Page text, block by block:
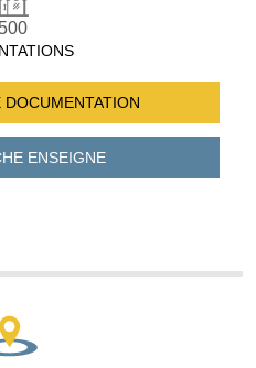
500
DOCUMENTATION
ENSEIGNE